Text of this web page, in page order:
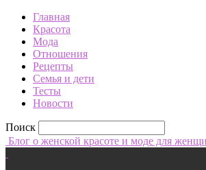
Главная
Красота
Мода
Отношения
Рецепты
Семья и дети
Тесты
Новости
Поиск
Блог о женской красоте и моде для